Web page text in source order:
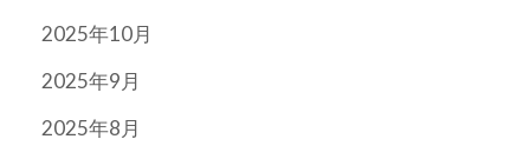
2025年10月
2025年9月
2025年8月